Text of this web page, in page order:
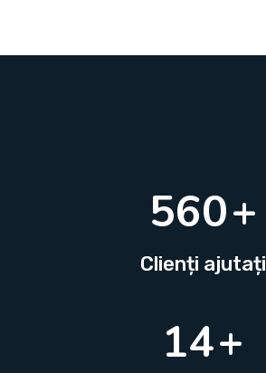
700+
Clienți ajutați
18+